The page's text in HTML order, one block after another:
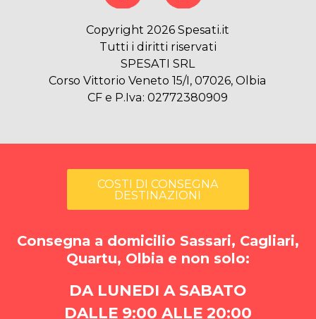
Copyright 2026 Spesati.it
Tutti i diritti riservati
SPESATI SRL
Corso Vittorio Veneto 15/I, 07026, Olbia
CF e P.Iva: 02772380909
COSTI DI CONSEGNA
DESTINAZIONI
Consegna a domicilio Sassari, Cagliari,
Quartu, Olbia e non solo:
DA LUNEDI A SABATO
DALLE 9:00 ALLE 20:00